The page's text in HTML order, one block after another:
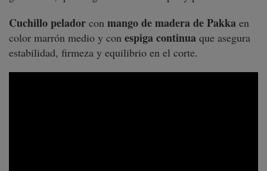
Cuchillo pelador con mango de madera de Pakka en
color marrón medio y con espiga continua que asegura
estabilidad, firmeza y equilibrio en el corte.